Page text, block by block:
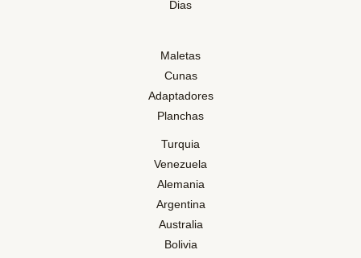
Dias
Maletas
Cunas
Adaptadores
Planchas
Turquia
Venezuela
Alemania
Argentina
Australia
Bolivia